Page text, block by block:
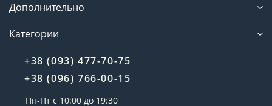
Дополнительно
Категории
+38 (093) 477-70-75
+38 (096) 766-00-15
Пн-Пт с 10:00 до 19:30